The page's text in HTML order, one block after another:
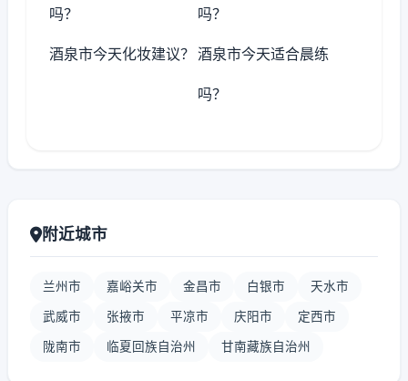
吗？ 吗？
酒泉市今天化妆建议？ 酒泉市今天适合晨练
吗？
附近城市
兰州市 嘉峪关市 金昌市 白银市 天水市
武威市 张掖市 平凉市 庆阳市 定西市
陇南市 临夏回族自治州 甘南藏族自治州